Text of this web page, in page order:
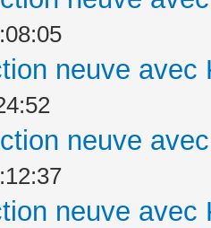
neuve avec
neuve
neuve avec